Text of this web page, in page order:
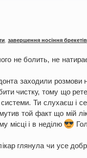
завершення носіння брекетів
не болить, не
заходили розмови
чистку, тому що
системи. Ти слухаєш і
той факт що мій
місці і в неділю
глянула чи усе